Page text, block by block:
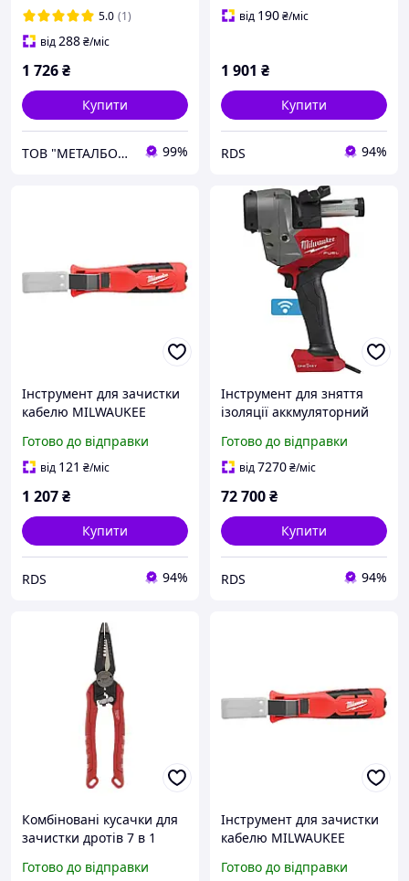
5.0 (1)
від288₴/міс
1 726₴
Купити
ТОВ "МЕТАЛБОКС" 99%
від 190₴/міс
1 901 ₴
Купити
RDS 94%
Інструмент для зачистки
кабелю MILWAUKEE
Готово до відправки
від 121 ₴/міс
1 207₴
Купити
RDS 94%
Інструмент для зняття
ізоляції аккмуляторний
M18 FCST-0C (каркас,
кейс) (4933499274)
Готово до відправки
від7270₴/міс
72 700₴
Купити
RDS 94%
Комбіновані кусачки для
зачистки дротів 7 в 1
Готово до відправки
Інструмент для зачистки
кабелю MILWAUKEE
ACC 4932498269
Готово до відправки